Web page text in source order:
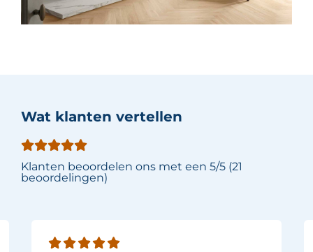
Wat klanten vertellen
Klanten beoordelen ons met een 5/5 (21
beoordelingen)